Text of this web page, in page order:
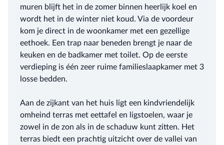
muren blijft het in de zomer binnen heerlijk koel en
wordt het in de winter niet koud. Via de voordeur
kom je direct in de woonkamer met een gezellige
eethoek. Een trap naar beneden brengt je naar de
keuken en de badkamer met toilet. Op de eerste
verdieping is één zeer ruime familieslaapkamer met 3
losse bedden.
Aan de zijkant van het huis ligt een kindvriendelijk
omheind terras met eettafel en ligstoelen, waar je
zowel in de zon als in de schaduw kunt zitten. Het
terras biedt een prachtig uitzicht over de vallei van